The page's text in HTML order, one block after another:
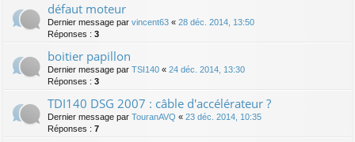
défaut moteur
Dernier message par vincent63 « 28 déc. 2014, 13:50
Réponses : 3
boitier papillon
Dernier message par TSI140 « 24 déc. 2014, 13:30
Réponses : 3
TDI140 DSG 2007 : câble d'accélérateur ?
Dernier message par TouranAVQ « 23 déc. 2014, 10:35
Réponses : 7